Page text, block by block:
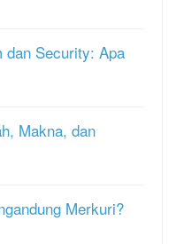
dan Security: Apa
Makna, dan
Merkuri?